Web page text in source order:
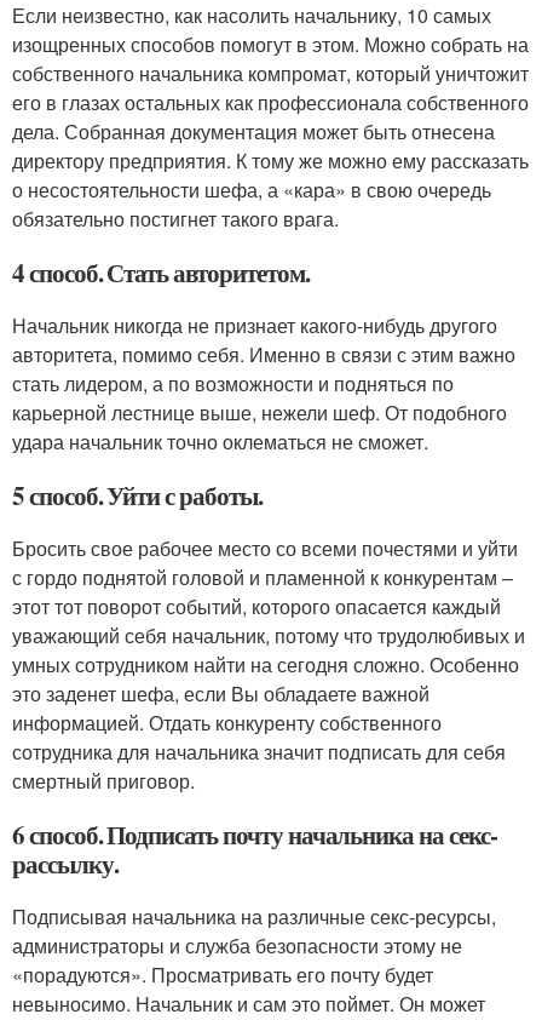
Если неизвестно, как насолить начальнику, 10 самых
изощренных способов помогут в этом. Можно собрать на
собственного начальника компромат, который уничтожит
его в глазах остальных как профессионала собственного
дела. Собранная документация может быть отнесена
директору предприятия. К тому же можно ему рассказать
о несостоятельности шефа, а «кара» в свою очередь
обязательно постигнет такого врага.
4 способ. Стать авторитетом.
Начальник никогда не признает какого-нибудь другого
авторитета, помимо себя. Именно в связи с этим важно
стать лидером, а по возможности и подняться по
карьерной лестнице выше, нежели шеф. От подобного
удара начальник точно оклематься не сможет.
5 способ. Уйти с работы.
Бросить свое рабочее место со всеми почестями и уйти
с гордо поднятой головой и пламенной к конкурентам –
этот тот поворот событий, которого опасается каждый
уважающий себя начальник, потому что трудолюбивых и
умных сотрудником найти на сегодня сложно. Особенно
это заденет шефа, если Вы обладаете важной
информацией. Отдать конкуренту собственного
сотрудника для начальника значит подписать для себя
смертный приговор.
6 способ. Подписать почту начальника на секс-
рассылку.
Подписывая начальника на различные секс-ресурсы,
администраторы и служба безопасности этому не
«порадуются». Просматривать его почту будет
невыносимо. Начальник и сам это поймет. Он может